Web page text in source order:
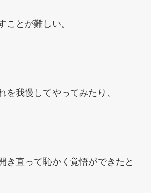
ことが難しい。
を我慢してやってみたり、
き直って恥かく覚悟ができたと